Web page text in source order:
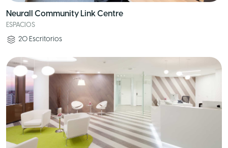
Neurall Community Link Centre
ESPACIOS
20 Escritorios